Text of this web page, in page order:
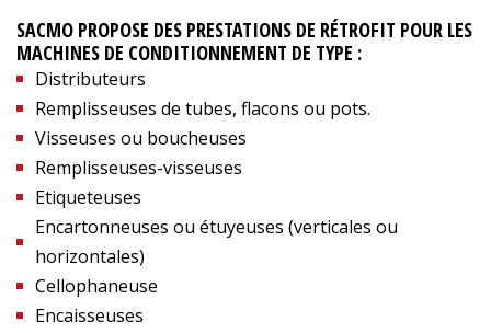
SACMO PROPOSE DES PRESTATIONS DE RÉTROFIT POUR LES
MACHINES DE CONDITIONNEMENT DE TYPE :
Distributeurs
Remplisseuses de tubes, flacons ou pots.
Visseuses ou boucheuses
Remplisseuses-visseuses
Etiqueteuses
Encartonneuses ou étuyeuses (verticales ou
horizontales)
Cellophaneuse
Encaisseuses